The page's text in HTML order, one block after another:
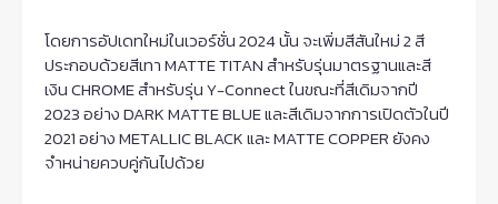
โดยการอัปเดทใหม่ในเวอร์ชั่น 2024 นั้น จะเพิ่มสีสันใหม่ 2 สี
ประกอบด้วยสีเทา MATTE TITAN สำหรับรุ่นมาตรฐานและสี
เงิน CHROME สำหรับรุ่น Y-Connect ในขณะที่สีเดิมจากปี
2023 อย่าง DARK MATTE BLUE และสีเดิมจากการเปิดตัวในปี
2021 อย่าง METALLIC BLACK และ MATTE COPPER ยังคง
จำหน่ายควบคู่กันไปด้วย